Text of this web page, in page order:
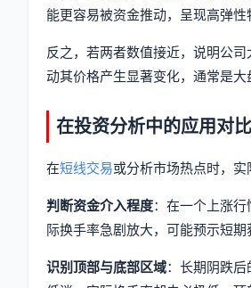
能更容易被资金推动，呈现高弹性
反之，若两者数值接近，说明公
动其价格产生显著变化，通常是大
在投资分析中的应用对比
在短线交易或分析市场热点时，
判断资金介入程度：在一个上涨
际换手率急剧放大，可能预示短期
识别顶部与底部区域：长期阴跌